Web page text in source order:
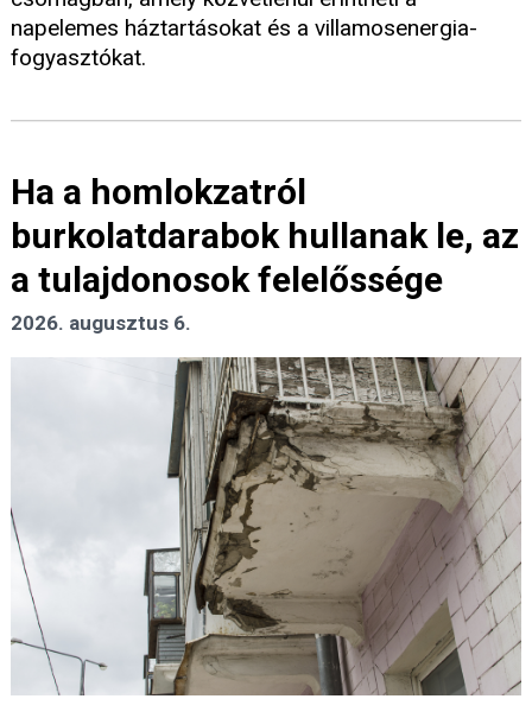
napelemes háztartásokat és a villamosenergia-
fogyasztókat.
Ha a homlokzatról
burkolatdarabok hullanak le, az
a tulajdonosok felelőssége
2026. augusztus 6.